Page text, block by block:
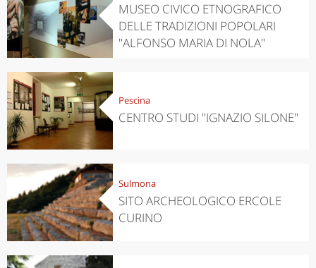
MUSEO CIVICO ETNOGRAFICO
DELLE TRADIZIONI POPOLARI
"ALFONSO MARIA DI NOLA"
Pescina
CENTRO STUDI "IGNAZIO SILONE"
Sulmona
SITO ARCHEOLOGICO ERCOLE
CURINO